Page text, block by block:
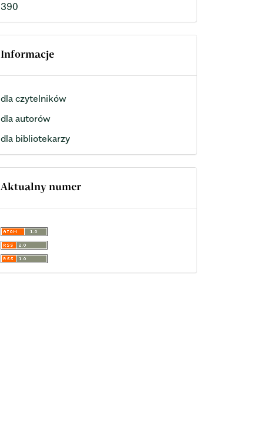
390
Informacje
dla czytelników
dla autorów
dla bibliotekarzy
Aktualny numer